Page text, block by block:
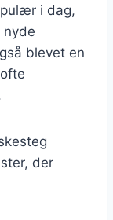
i dag,
nyde
blevet en
der